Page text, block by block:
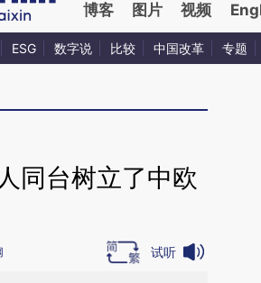
博客 图片 视频
ESG 数字说 比较 中国改革 专题
同台树立了中欧
试听